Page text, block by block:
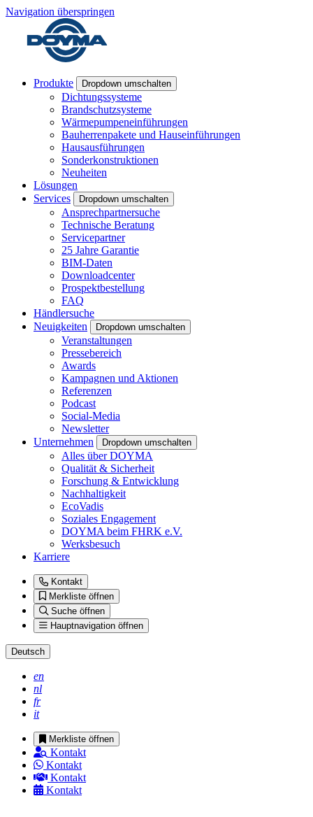
Navigation überspringen
Produkte Dropdown umschalten
Dichtungssysteme
Brandschutzsysteme
Wärmepumpeneinführungen
Bauherrenpakete und Hauseinführungen
Hausausführungen
Sonderkonstruktionen
Neuheiten
Lösungen
Services
Dropdown umschalten
Ansprechpartnersuche
Technische Beratung
Servicepartner
25 Jahre Garantie
BIM-Daten
Downloadcenter
Prospektbestellung
FAQ
Händlersuche
Neuigkeiten
Dropdown umschalten
Veranstaltungen
Pressebereich
Awards
Kampagnen und Aktionen
Referenzen
Podcast
Social-Media
Newsletter
Unternehmen
Dropdown umschalten
Alles über DOYMA
Qualität & Sicherheit
Forschung & Entwicklung
Nachhaltigkeit
EcoVadis
Soziales Engagement
DOYMA beim FHRK e.V.
Werksbesuch
Karriere
Kontakt
Merkliste öffnen
Suche öffnen
Hauptnavigation öffnen
Deutsch
en
nl
fr
it
Merkliste öffnen
Kontakt
Kontakt
Kontakt
Kontakt